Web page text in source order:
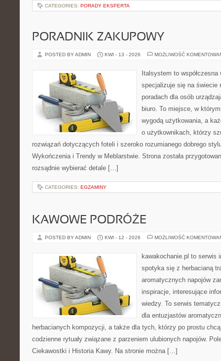
CATEGORIES: PORADY EKSPERTA
PORADNIK ZAKUPOWY
POSTED BY ADMIN KWI - 13 - 2026 MOŻLIWOŚĆ
Italsystem to
specjalizuje się na świecie
poradach dla osób
biuro. To miejsce, w
wygodą użytkowania, a
o użytkownikach, którzy
rozwiązań dotyczących foteli i szeroko rozumianego dobrego
Wykończenia i Trendy w Meblarstwie. Strona została
rozsądnie wybierać detale […]
CATEGORIES: EGZAMINY
KAWOWE PODRÓŻE
POSTED BY ADMIN KWI - 12 - 2026 MOŻLIWOŚĆ
kawakochanie.pl to serwis
spotyka się z herbacianą
aromatycznych napojów
inspiracje, interesujące
wiedzy. To serwis
dla entuzjastów
herbacianych kompozycji, a także dla tych, którzy po prostu
codzienne rytuały związane z parzeniem ulubionych napojów.
Ciekawostki i Historia Kawy. Na stronie można […]